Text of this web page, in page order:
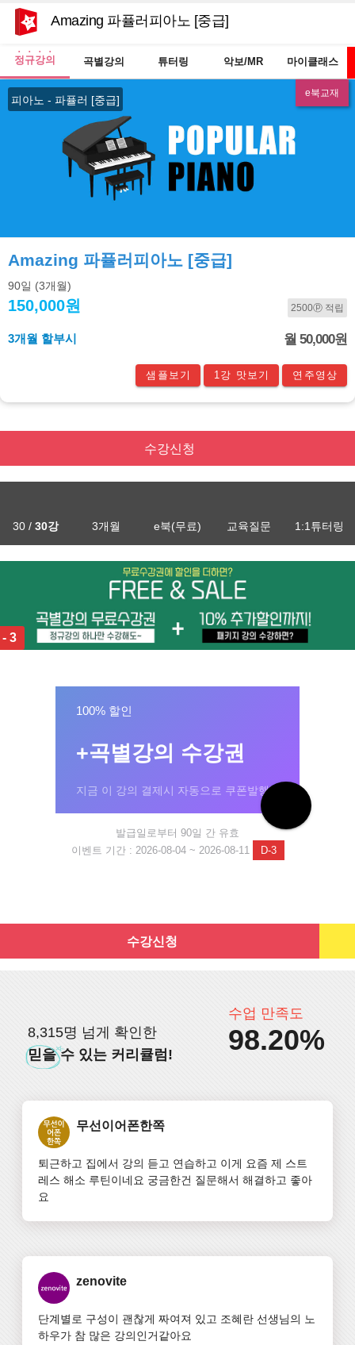
Amazing 파퓰러피아노 [중급]
정규강의 곡별강의 튜터링 악보/MR 마이클래스
e북교재
피아노 - 파퓰러 [중급]
Amazing 파퓰러피아노 [중급]
90일 (3개월)
150,000원 2500ⓟ 적립
3개월 할부시 월 50,000원
샘플보기 1강 맛보기 연주영상
수강신청
30 / 30강 3개월 e북(무료) 교육질문 1:1튜터링
3
100% 할인
+곡별강의 수강권
지금 이 강의 결제시 자동으로 쿠폰발행!
발급일로부터 90일 간 유효
이벤트 기간 : 2026-08-04 ~ 2026-08-11
D-3
수강신청
8,315명 넘게 확인한
믿을수 있는 커리큘럼!
수업 만족도
98.20%
무선이어폰한쪽
퇴근하고 집에서 강의 듣고 연습하고 이게 요즘 제 스트
레스 해소 루틴이네요 궁금한건 질문해서 해결하고 좋아
요
zenovite
단계별로 구성이 괜찮게 짜여져 있고 조혜란 선생님의 노
하우가 참 많은 강의인거같아요